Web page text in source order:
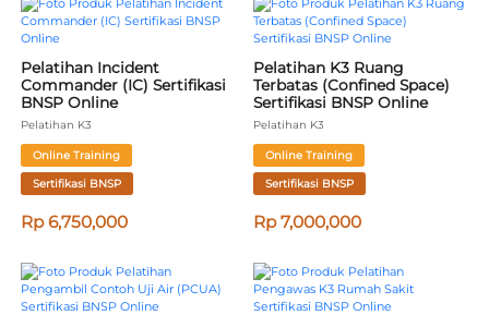
Pelatihan Incident
Commander (IC) Sertifikasi
BNSP Online
Pelatihan K3
Online Training
Sertifikasi BNSP
Rp 6,750,000
Pelatihan K3 Ruang
Terbatas (Confined Space)
Sertifikasi BNSP Online
Pelatihan K3
Online Training
Sertifikasi BNSP
Rp 7,000,000